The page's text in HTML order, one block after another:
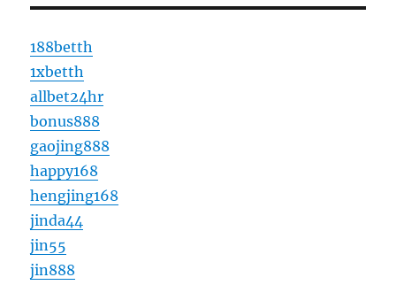
188betth
1xbetth
allbet24hr
bonus888
gaojing888
happy168
hengjing168
jinda44
jin55
jin888